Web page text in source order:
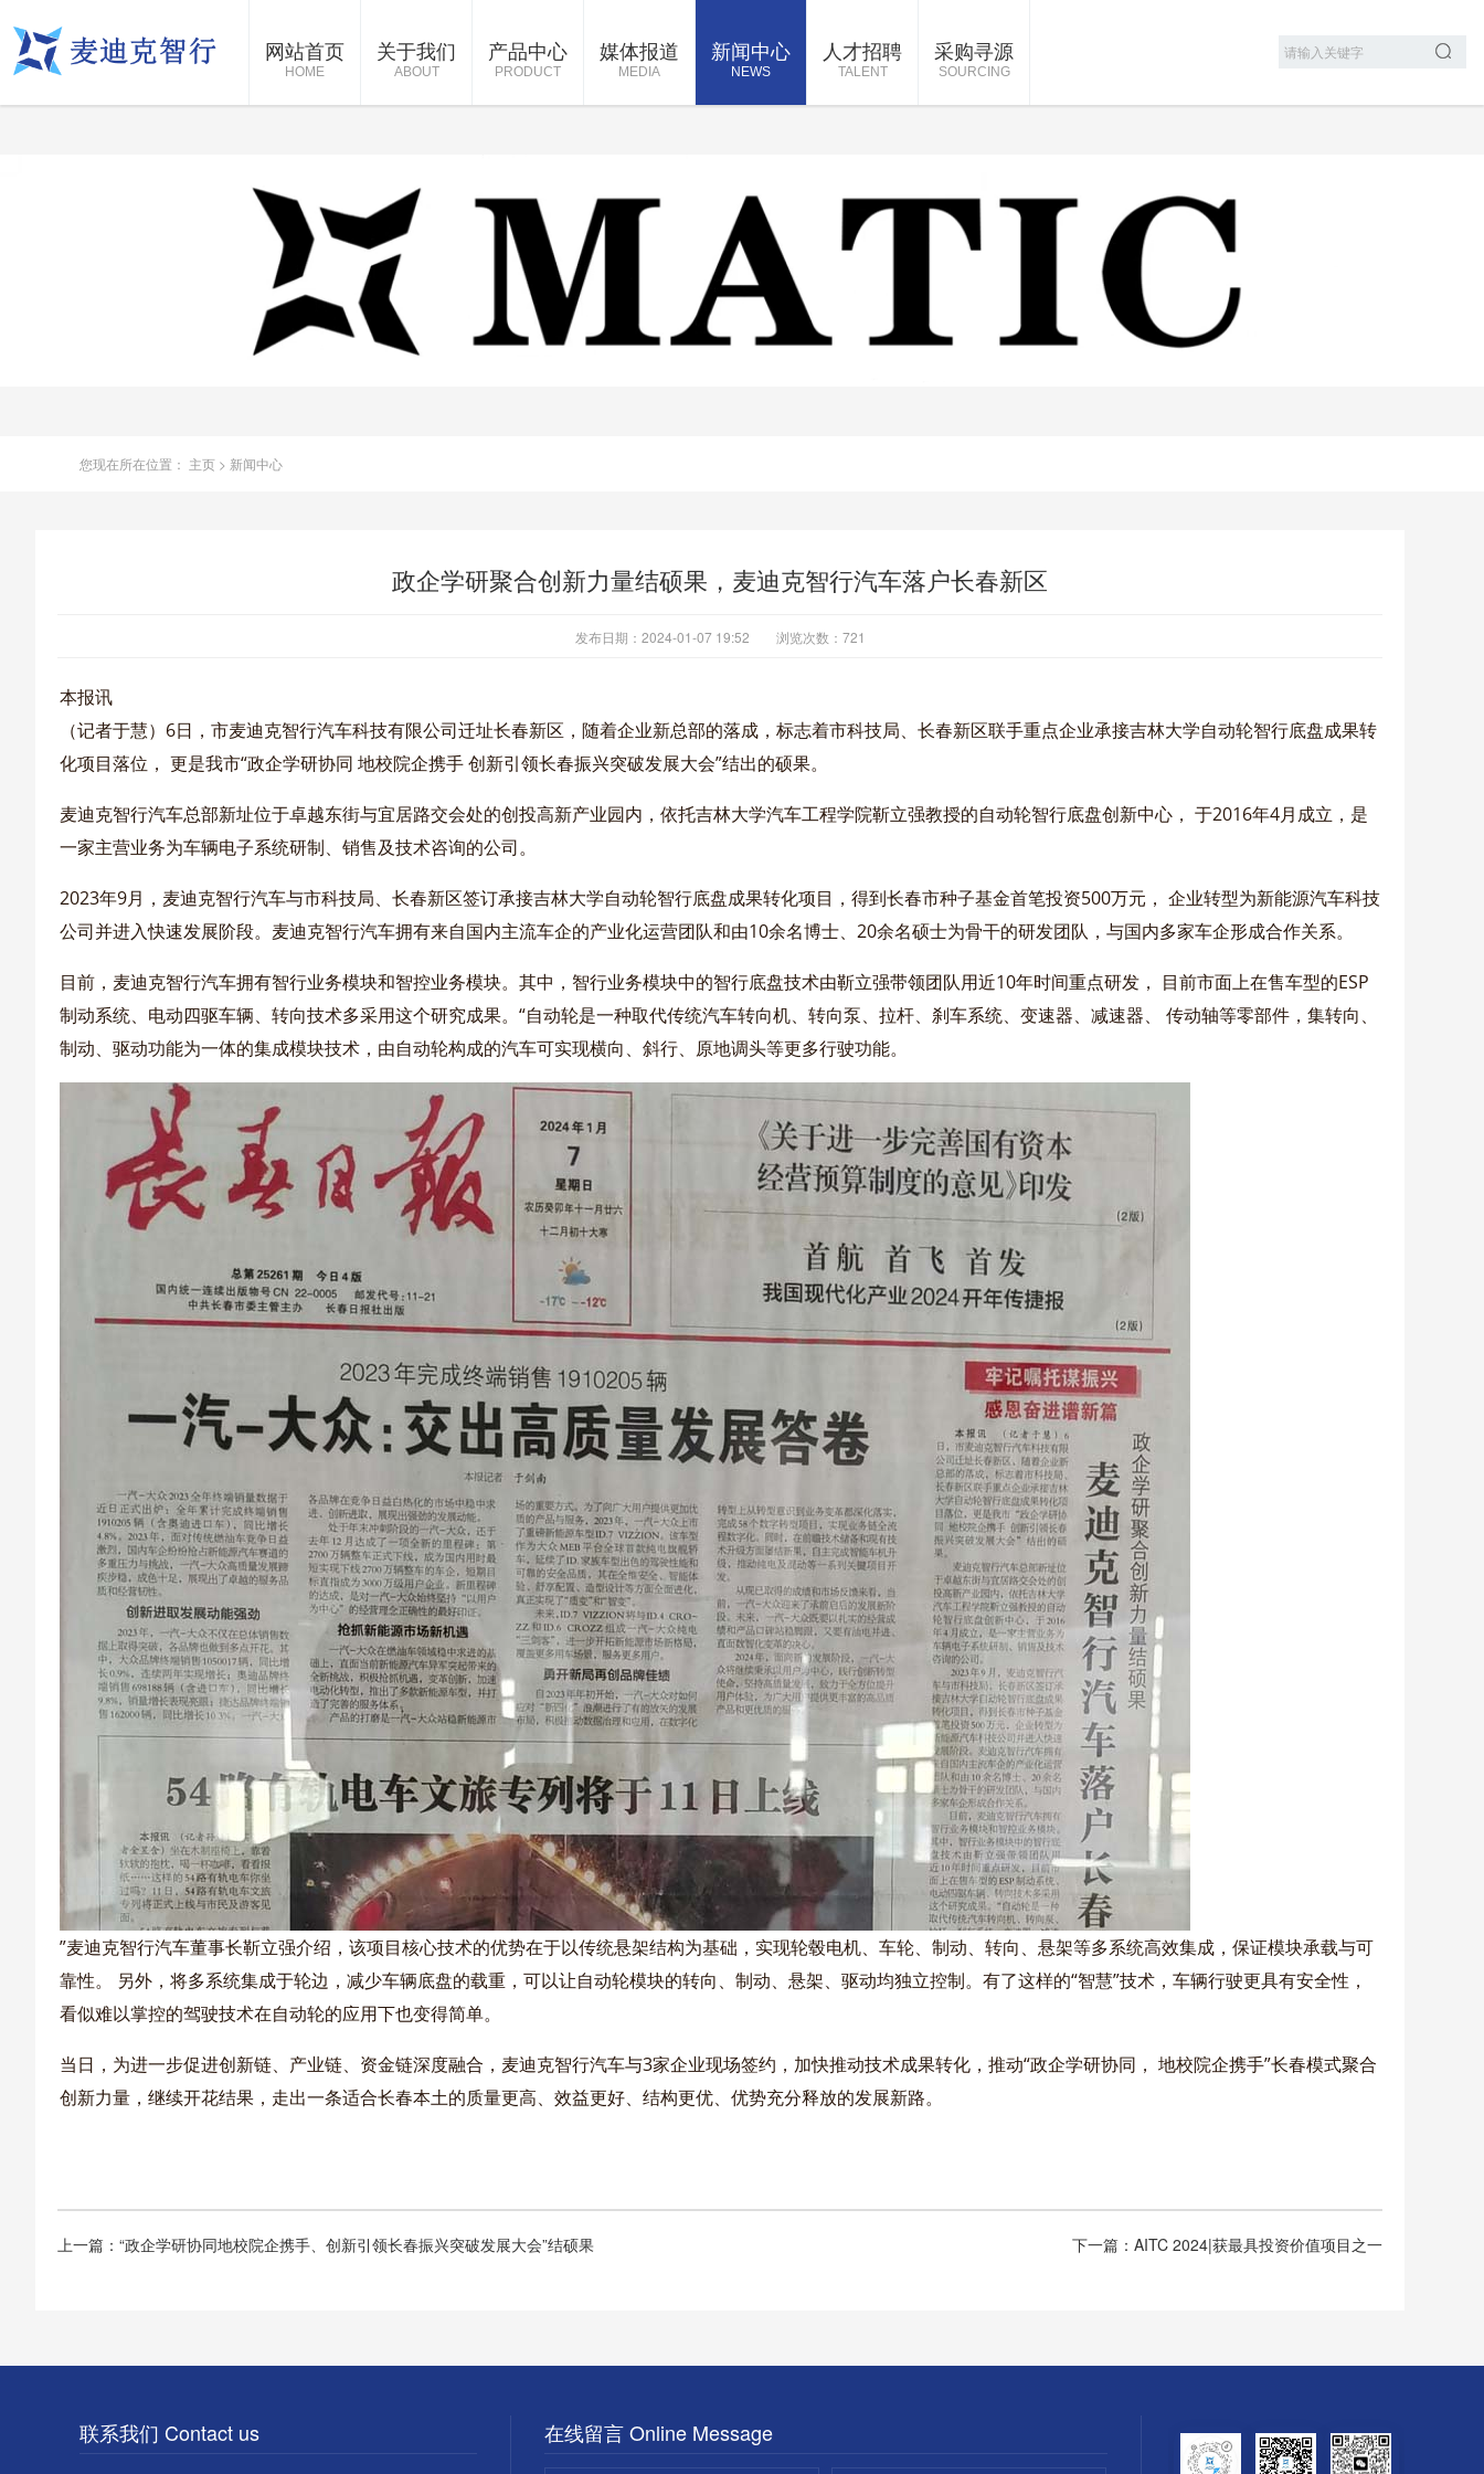
网站首页
HOME
关于我们
ABOUT
产品中心
PRODUCT
媒体报道
MEDIA
新闻中心
NEWS
人才招聘
TALENT
采购寻源
SOURCING
您现在所在位置： 主页 > 新闻中心
政企学研聚合创新力量结硕果，麦迪克智行汽车落户长春新区
发布日期：2024-01-07 19:52 浏览次数： 721
本报讯
（记者于慧）6日，市麦迪克智行汽车科技有限公司迁址长春新区，随着企业新总部的落成，标志着市科技局、长春新区联手重点企业承接吉林大学自动轮智行底盘成果转
化项目落位， 更是我市“政企学研协同 地校院企携手 创新引领长春振兴突破发展大会”结出的硕果。
麦迪克智行汽车总部新址位于卓越东街与宜居路交会处的创投高新产业园内，依托吉林大学汽车工程学院靳立强教授的自动轮智行底盘创新中心， 于2016年4月成立，是
一家主营业务为车辆电子系统研制、销售及技术咨询的公司。
2023年9月，麦迪克智行汽车与市科技局、长春新区签订承接吉林大学自动轮智行底盘成果转化项目，得到长春市种子基金首笔投资500万元， 企业转型为新能源汽车科技
公司并进入快速发展阶段。麦迪克智行汽车拥有来自国内主流车企的产业化运营团队和由10余名博士、20余名硕士为骨干的研发团队，与国内多家车企形成合作关系。
目前，麦迪克智行汽车拥有智行业务模块和智控业务模块。其中，智行业务模块中的智行底盘技术由靳立强带领团队用近10年时间重点研发， 目前市面上在售车型的ESP
制动系统、电动四驱车辆、转向技术多采用这个研究成果。“自动轮是一种取代传统汽车转向机、转向泵、拉杆、刹车系统、变速器、减速器、 传动轴等零部件，集转向、
制动、驱动功能为一体的集成模块技术，由自动轮构成的汽车可实现横向、斜行、原地调头等更多行驶功能。
”麦迪克智行汽车董事长靳立强介绍，该项目核心技术的优势在于以传统悬架结构为基础，实现轮毂电机、车轮、制动、转向、悬架等多系统高效集成，保证模块承载与可
靠性。 另外，将多系统集成于轮边，减少车辆底盘的载重，可以让自动轮模块的转向、制动、悬架、驱动均独立控制。有了这样的“智慧”技术，车辆行驶更具有安全性，
看似难以掌控的驾驶技术在自动轮的应用下也变得简单。
当日，为进一步促进创新链、产业链、资金链深度融合，麦迪克智行汽车与3家企业现场签约，加快推动技术成果转化，推动“政企学研协同， 地校院企携手”长春模式聚合
创新力量，继续开花结果，走出一条适合长春本土的质量更高、效益更好、结构更优、优势充分释放的发展新路。
上一篇：“政企学研协同地校院企携手、创新引领长春振兴突破发展大会”结硕果 下一篇：AITC 2024|获最具投资价值项目之一
联系我们 Contact us 在线留言 Online Message